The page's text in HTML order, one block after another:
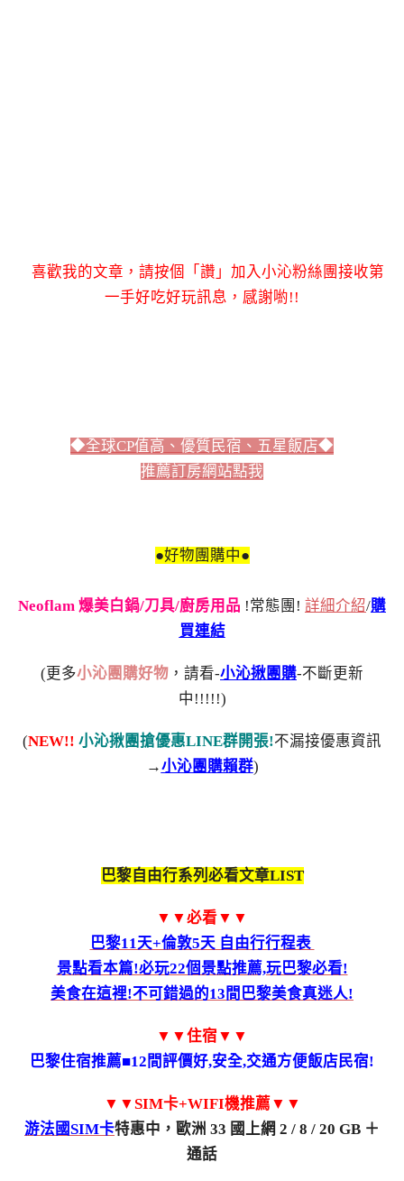
喜歡我的文章，請按個「讚」加入小沁粉絲團接收第
一手好吃好玩訊息，感謝喲!!
◆全球CP值高、優質民宿、五星飯店◆
推薦訂房網站點我
●好物團購中●
Neoflam 爆美白鍋/刀具/廚房用品 !常態團! 詳細介紹/購
買連結
(更多小沁團購好物 ，請看-小沁揪團購-不斷更新
中!!!!!)
(NEW!! 小沁揪團搶優惠LINE群開張!不漏接優惠資訊
→小沁團購賴群)
巴黎自由行系列必看文章LIST
▼▼必看▼▼
巴黎11天+倫敦5天 自由行行程表
景點看本篇!必玩22個景點推薦,玩巴黎必看!
美食在這裡!不可錯過的13間巴黎美食真迷人!
▼▼住宿▼▼
巴黎住宿推薦■12間評價好,安全,交通方便飯店民宿!
▼▼SIM卡+WIFI機推薦▼▼
游法國SIM卡特惠中，歐洲 33 國上網 2 / 8 / 20 GB ＋
通話